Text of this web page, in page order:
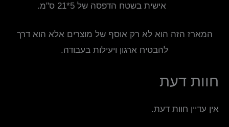
אישית בשטח הדפסה של 5*21 ס"מ.
המארז הזה הוא לא רק אוסף של מוצרים אלא הוא דרך
להבטיח ארגון ויעילות בעבודה.
חוות דעת
אין עדיין חוות דעת.